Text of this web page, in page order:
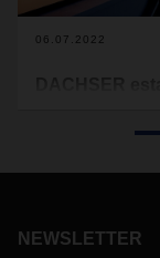
06.07.2022
entre a China e
ferroviária na
NEWSLETTER